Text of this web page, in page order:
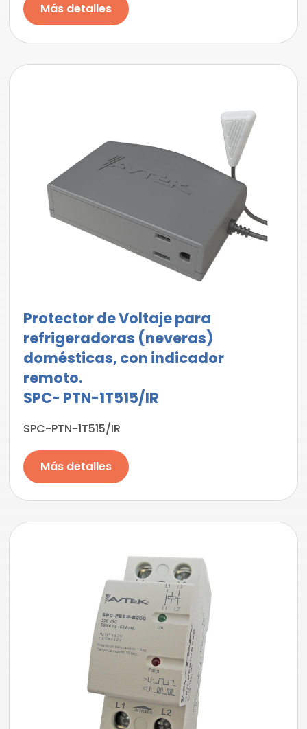
Más detalles
Protector de Voltaje para
refrigeradoras (neveras)
domésticas, con indicador
remoto.
SPC- PTN-1T515/IR
SPC-PTN-1T515/IR
Más detalles